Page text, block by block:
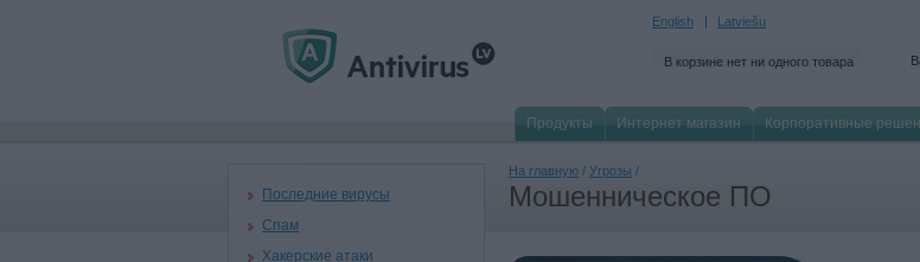
English Latviešu
В корзине нет ни одного товара
Продукты Интернет магазин Корпоративные
Последние вирусы
Спам
Хакерские атаки
На главную / Угрозы /
Мошенническое ПО